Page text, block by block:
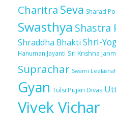
Charitra Seva Sharad
Swasthya Shastra
Shraddha Bhakti Shri-
Hanuman Jayanti Sri Krishna
Suprachar Swami
Gyan Tulsi Pujan Divas
Vivek Vichar